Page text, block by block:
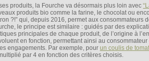
produits, la Fourche va désormais plus loin avec
produits bio comme la farine, le chocolat ou
?!” qui, depuis 2016, permet aux consommateurs
le principe est similaire : guidés par des
principales de chaque produit, de l’origine à
en fonction, permettant ainsi au consommateur
engagements. Par exemple, pour un coulis de
par 4 en fonction des critères choisis.